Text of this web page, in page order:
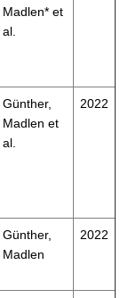
Madlen* et
al.
Günther,
Madlen et
al.
2022
Günther,
Madlen
2022